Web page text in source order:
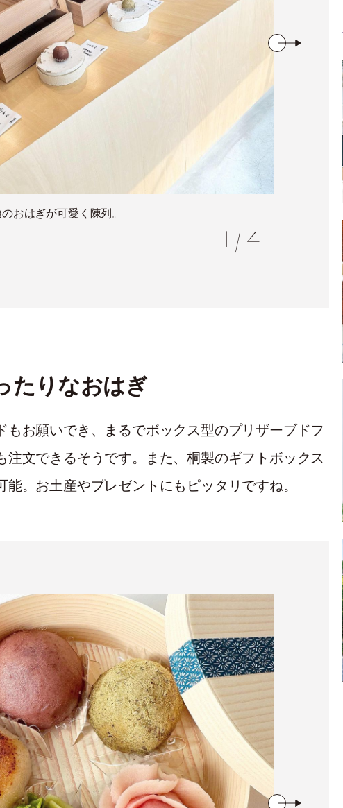
おはぎが可愛く陳列。
1 / 4
たりなおはぎ
もお願いでき、まるでボックス型のプリザーブドフ
注文できるそうです。また、桐製のギフトボックス
能。お土産やプレゼントにもピッタリですね。